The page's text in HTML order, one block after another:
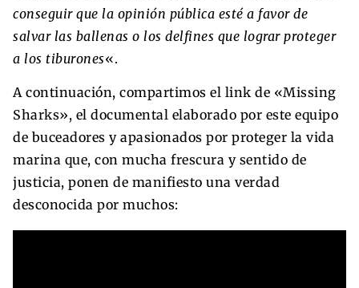
conseguir que la opinión pública esté a favor de
salvar las ballenas o los delfines que lograr proteger
a los tiburones«.
A continuación, compartimos el link de «Missing
Sharks», el documental elaborado por este equipo
de buceadores y apasionados por proteger la vida
marina que, con mucha frescura y sentido de
justicia, ponen de manifiesto una verdad
desconocida por muchos: